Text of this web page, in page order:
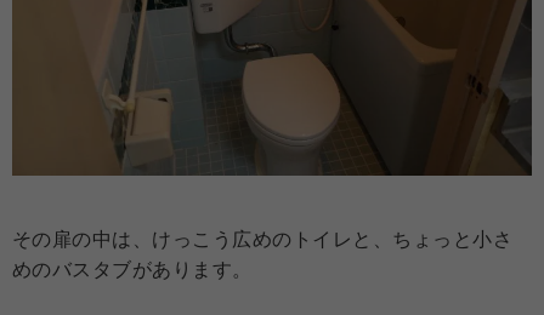
その扉の中は、けっこう広めのトイレと、ちょっと小さ
めのバスタブがあります。